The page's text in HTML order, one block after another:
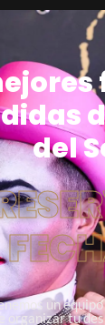
del
un
organizar tu